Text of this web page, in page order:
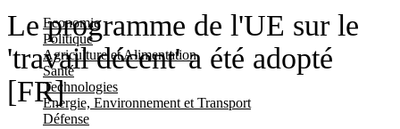
Economie
Politique
Agriculture et Alimentation
Santé
Technologies
Energie, Environnement et Transport
Défense
Le programme de l'UE sur le
'travail décent' a été adopté
[FR]